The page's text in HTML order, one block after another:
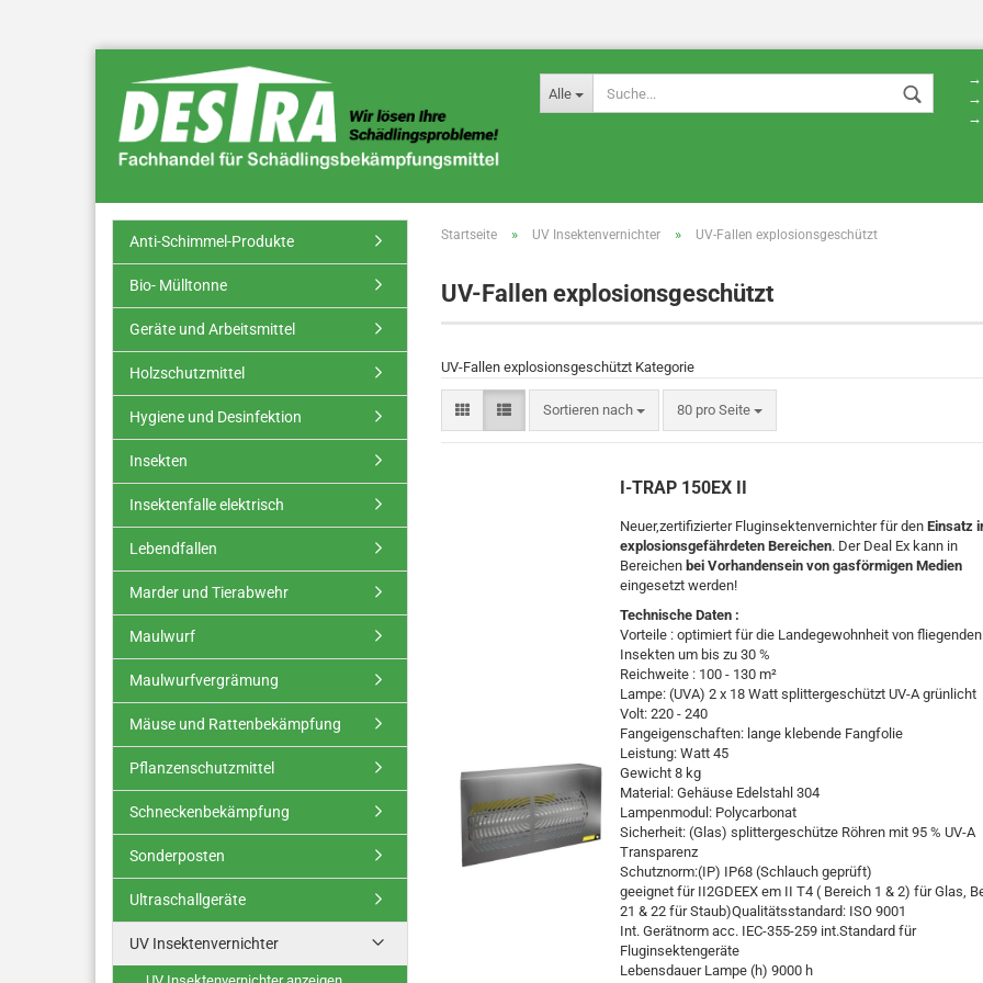
Alle
→
→
→
Startseite » UV Insektenvernichter » UV-Fallen explosionsgeschützt
UV-Fallen explosionsgeschützt
UV-Fallen explosionsgeschützt Kategorie
Sortieren nach 80 pro Seite
I-TRAP 150EX II
Neuer,zertifizierter Fluginsektenvernichter für den Einsatz
explosionsgefährdeten Bereichen. Der Deal Ex kann in
Bereichen bei Vorhandensein von gasförmigen Medien
eingesetzt werden!
Technische Daten :
Vorteile : optimiert für die Landegewohnheit von fliegenden
Insekten um bis zu 30 %
Reichweite : 100 - 130 m²
Lampe: (UVA) 2 x 18 Watt splittergeschützt UV-A grünlicht
Volt: 220 - 240
Fangeigenschaften: lange klebende Fangfolie
Leistung: Watt 45
Gewicht 8 kg
Material: Gehäuse Edelstahl 304
Lampenmodul: Polycarbonat
Sicherheit: (Glas) splittergeschütze Röhren mit 95 % UV-A
Transparenz
Schutznorm:(IP) IP68 (Schlauch geprüft)
geeignet für II2GDEEX em II T4 ( Bereich 1 & 2) für Glas,
21 & 22 für Staub)Qualitätsstandard: ISO 9001
Int. Gerätnorm acc. IEC-355-259 int.Standard für
Fluginsektengeräte
Lebensdauer Lampe (h) 9000 h
Anti-Schimmel-Produkte
Bio- Mülltonne
Geräte und Arbeitsmittel
Holzschutzmittel
Hygiene und Desinfektion
Insekten
Insektenfalle elektrisch
Lebendfallen
Marder und Tierabwehr
Maulwurf
Maulwurfvergrämung
Mäuse und Rattenbekämpfung
Pflanzenschutzmittel
Schneckenbekämpfung
Sonderposten
Ultraschallgeräte
UV Insektenvernichter